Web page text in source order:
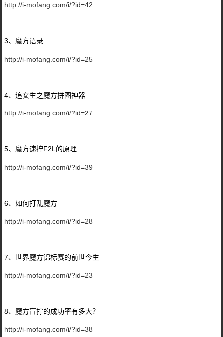
http://i-mofang.com/i/?id=42
3、魔方语录
http://i-mofang.com/i/?id=25
4、追女生之魔方拼图神器
http://i-mofang.com/i/?id=27
5、魔方速拧F2L的原理
http://i-mofang.com/i/?id=39
6、如何打乱魔方
http://i-mofang.com/i/?id=28
7、世界魔方锦标赛的前世今生
http://i-mofang.com/i/?id=23
8、魔方盲拧的成功率有多大？
http://i-mofang.com/i/?id=38